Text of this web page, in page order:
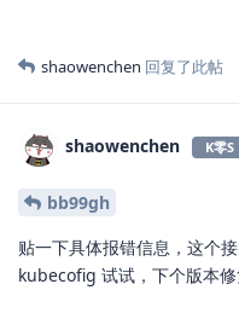
shaowenchen 回复了此帖
shaowenchen K零S
bb99gh
贴一下具体报错信息，这个
kubecofig 试试，下个版本修